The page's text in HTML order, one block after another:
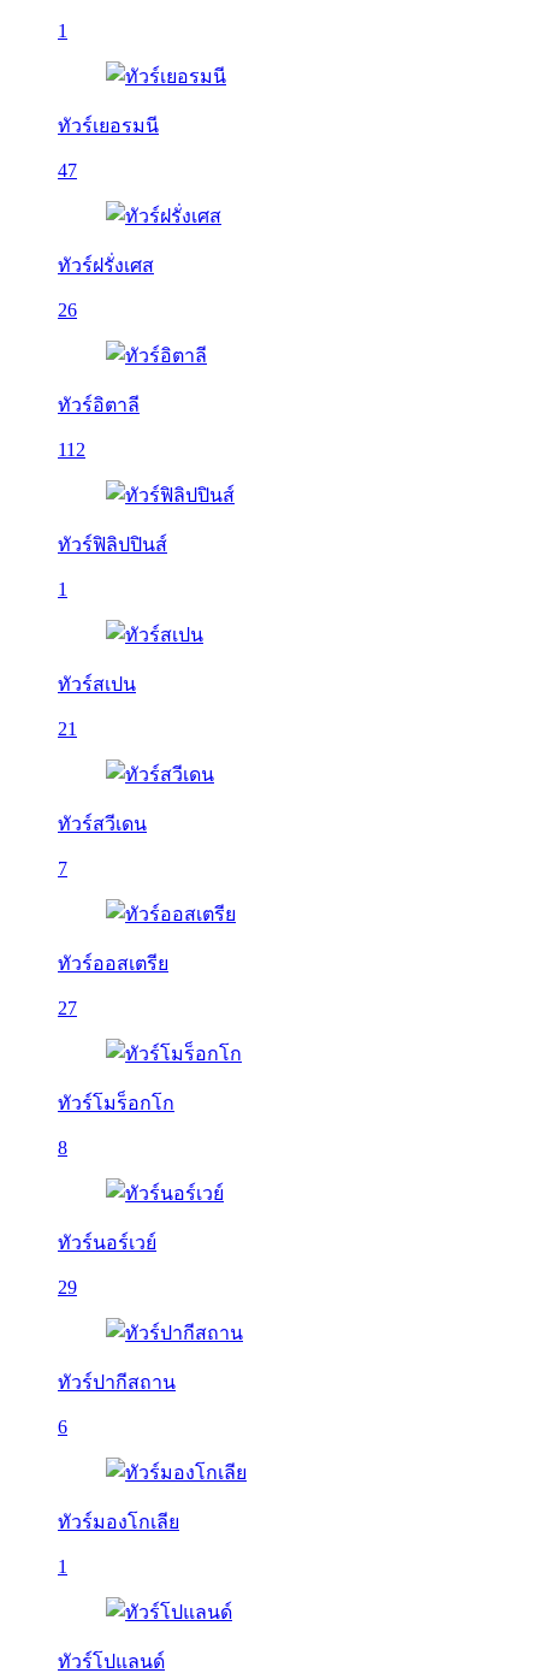
1
ทัวร์เยอรมนี
47
ทัวร์ฝรั่งเศส
26
ทัวร์อิตาลี
112
ทัวร์ฟิลิปปินส์
1
ทัวร์สเปน
21
ทัวร์สวีเดน
7
ทัวร์ออสเตรีย
27
ทัวร์โมร็อกโก
8
ทัวร์นอร์เวย์
29
ทัวร์ปากีสถาน
6
ทัวร์มองโกเลีย
1
ทัวร์โปแลนด์